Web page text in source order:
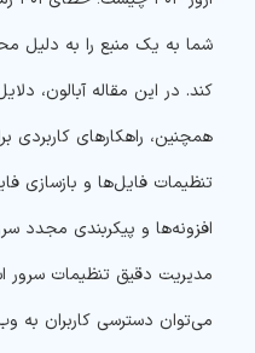
شما به یک منبع را به دلیل
کند. در این مقاله آبالون،
همچنین، راهکارهای کاربردی
تنظیمات فایل‌ها و بازسازی
مدیریت دقیق تنظیمات
می‌توان دسترسی کاربران به